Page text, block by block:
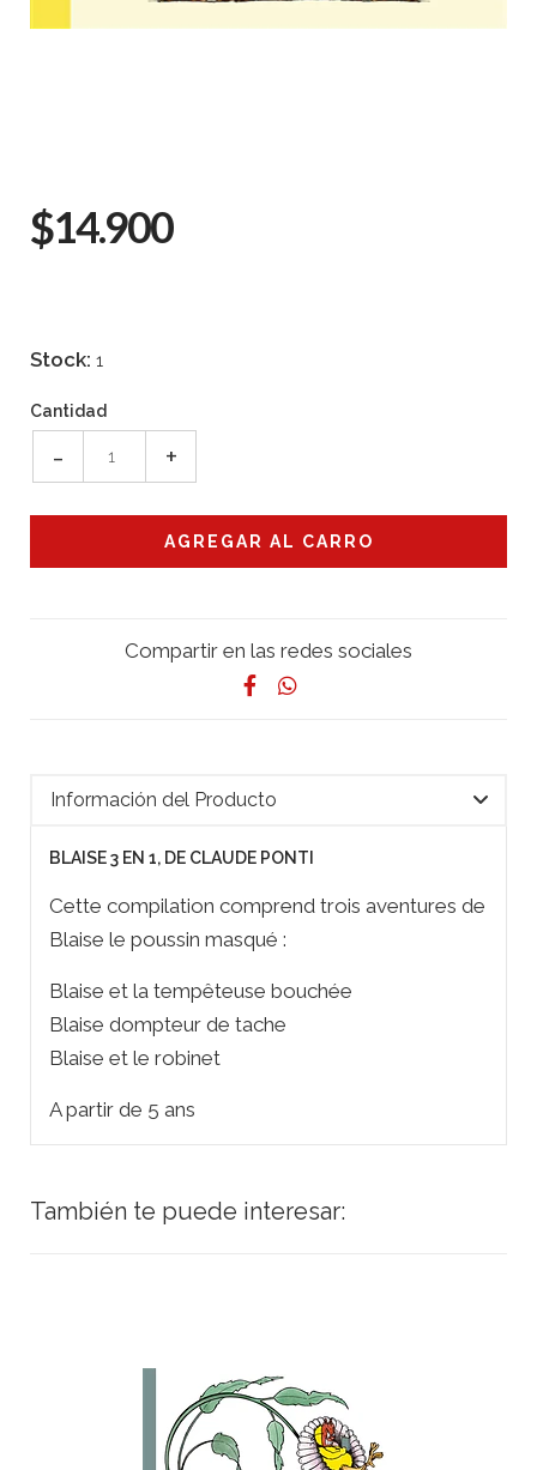
$14.900
Stock: 1
Cantidad
- +
Compartir en las redes sociales
Información del Producto
BLAISE 3 EN 1, DE CLAUDE PONTI
Cette compilation comprend trois aventures de
Blaise le poussin masqué :
Blaise et la tempêteuse bouchée
Blaise dompteur de tache
Blaise et le robinet
A partir de 5 ans
También te puede interesar: